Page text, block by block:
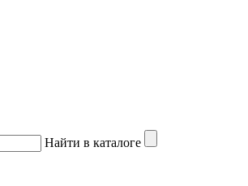
Найти в каталоге